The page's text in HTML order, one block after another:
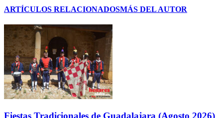
ARTÍCULOS RELACIONADOSMÁS DEL AUTOR
Fiestas Tradicionales de Guadalajara (Agosto 2026)